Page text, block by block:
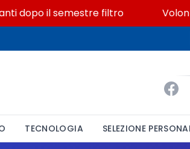
dopo il semestre filtro
TECNOLOGIA SELEZIONE